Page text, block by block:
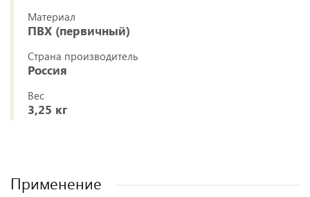
Материал
ПВХ (первичный)
Страна производитель
Россия
Вес
3,25 кг
Применение